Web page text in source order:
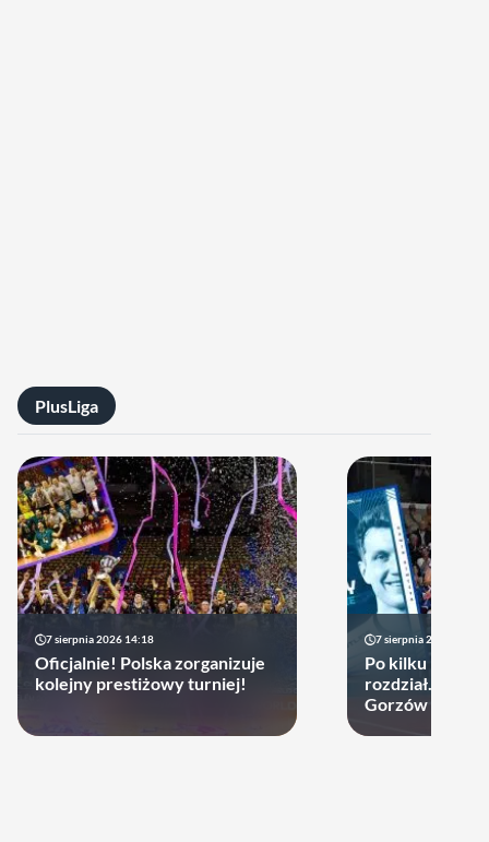
PlusLiga
7 sierpnia 2026 14:18
Oficjalnie! Polska zorganizuje
kolejny prestiżowy turniej!
7 sierpnia 2026 13:49
Po kilku latach
rozdział.
Gorzów może